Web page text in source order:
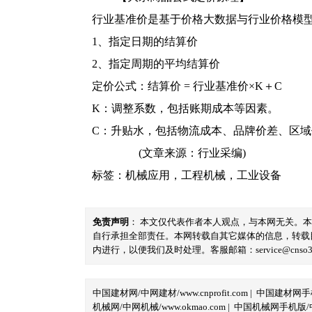
行业基准价是基于价格大数据与行业价格模
1、指定日期的结算价
2、指定周期的平均结算价
定价公式：结算价 = 行业基准价×K＋C
K：调整系数，包括账期成本等因素。
C：升贴水，包括物流成本、品牌价差、区
(文章来源：行业采编)
标签： 机械应用 ， 工程机械 ， 工业设备
免责声明 ： 本文仅代表作者本人观点，与本网无关。
自行承担全部责任。本网转载自其它媒体的信息，转
内进行，以便我们及时处理。客服邮箱：
中国建材网/中网建材/www.cnprofit.com | 中国建材网
机械网/中网机械/www.okmao.com | 中国机械网手机版/